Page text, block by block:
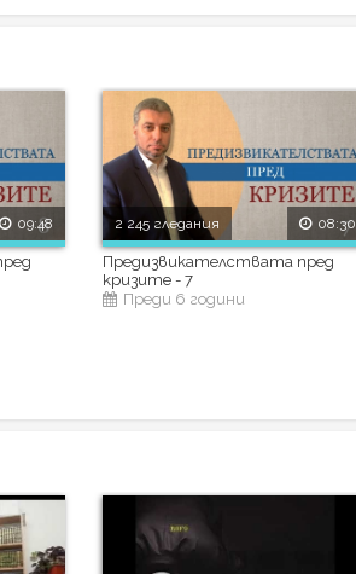
09:48 2 245 гледания 08:30
Предизвикателствата пред
кризите - 7
Преди 6 години